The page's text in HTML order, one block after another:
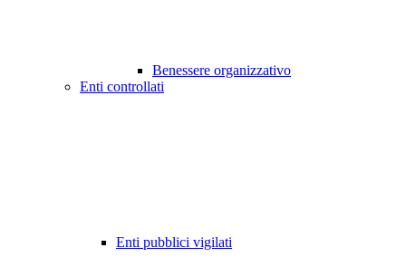
Benessere organizzativo
Enti controllati
Enti pubblici vigilati